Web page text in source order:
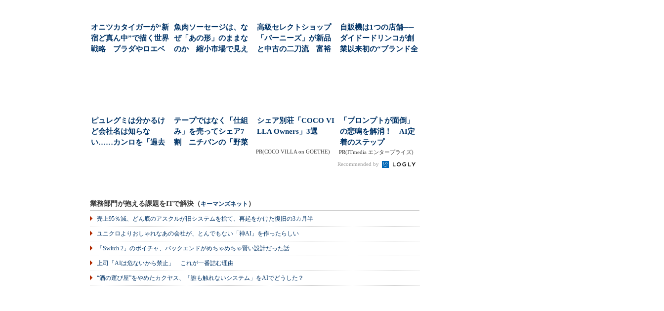
オニツカタイガーが“新
宿ど真ん中”で描く世界
戦略 プラダやロエベ
魚肉ソーセージは、な
ぜ「あの形」のままな
のか 縮小市場で見え
高級セレクトショップ
「バーニーズ」が新品
と中古の二刀流 富裕
自販機は1つの店舗──
ダイドードリンコが創
業以来初の“ブランド全
ピュレグミは分かるけ
ど会社名は知らな
い……カンロを「過去
テープではなく「仕組
み」を売ってシェア7
割 ニチバンの「野菜
シェア別荘「COCO VI
LLA Owners」3選
PR(COCO VILLA on GOETHE)
「プロンプトが面倒」
の悲鳴を解消！ AI定
着のステップ
PR(ITmedia エンタープライズ)
Recommended by
業務部門が抱える課題をITで解決（キーマンズネット ）
売上95％減、どん底のアスクルが旧システムを捨て、再起をかけた復旧の3カ月半
ユニクロよりおしゃれなあの会社が、とんでもない「神AI」を作ったらしい
「Switch 2」のボイチャ、バックエンドがめちゃめちゃ賢い設計だった話
上司「AIは危ないから禁止」 これが一番詰む理由
“酒の運び屋”をやめたカクヤス、「誰も触れないシステム」をAIでどうした？